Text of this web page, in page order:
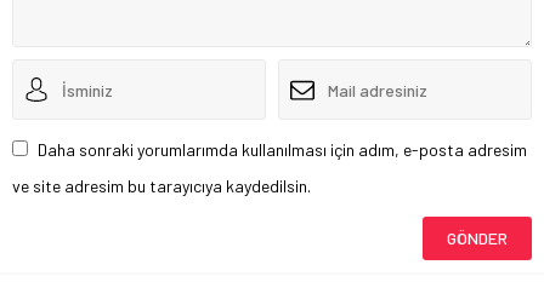
Daha sonraki yorumlarımda kullanılması için adım, e-posta adresim
ve site adresim bu tarayıcıya kaydedilsin.